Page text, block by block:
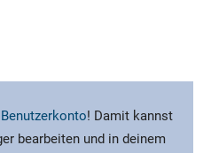
! Damit kannst
bearbeiten und in deinem